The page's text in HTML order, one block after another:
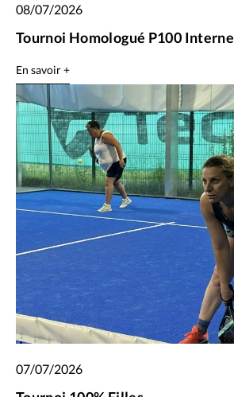
08/07/2026
Tournoi Homologué P100 Interne
En savoir +
07/07/2026